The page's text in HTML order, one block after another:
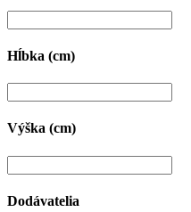
Hĺbka (cm)
Výška (cm)
Dodávatelia